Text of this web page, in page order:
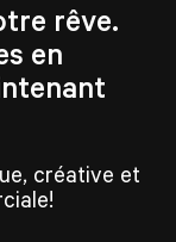
rêve.
en
créative et